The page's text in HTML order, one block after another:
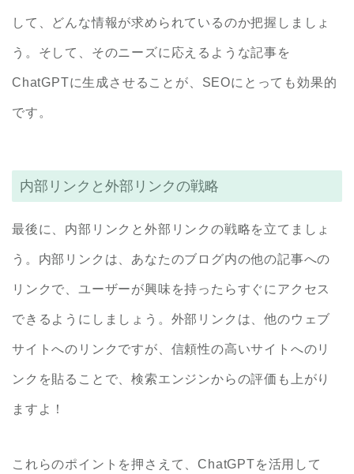
して、どんな情報が求められているのか把握しましょ
う。そして、そのニーズに応えるような記事を
ChatGPTに生成させることが、SEOにとっても効果的
です。
内部リンクと外部リンクの戦略
最後に、内部リンクと外部リンクの戦略を立てましょ
う。内部リンクは、あなたのブログ内の他の記事への
リンクで、ユーザーが興味を持ったらすぐにアクセス
できるようにしましょう。外部リンクは、他のウェブ
サイトへのリンクですが、信頼性の高いサイトへのリ
ンクを貼ることで、検索エンジンからの評価も上がり
ますよ！
これらのポイントを押さえて、ChatGPTを活用して